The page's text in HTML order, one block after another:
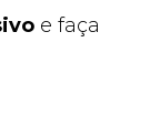
e faça